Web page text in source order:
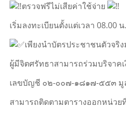
ตรวจฟรีไม่เสียค่าใช้จ่าย
เริ่มลงทะเบียนตั้งแต่เวลา 08.00
เพียงนำบัตรประชาชนตัวจริ
ผู้มีจิตศรัทธาสามารถร่วมบริจา
เลขบัญชี ๐๒-๐๐๗-๑๘๑๗-๕๕๓
สามารถติดตามตารางออกหน่วย